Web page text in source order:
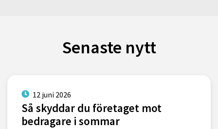
Senaste nytt
12 juni 2026
Så skyddar du företaget mot
bedragare i sommar